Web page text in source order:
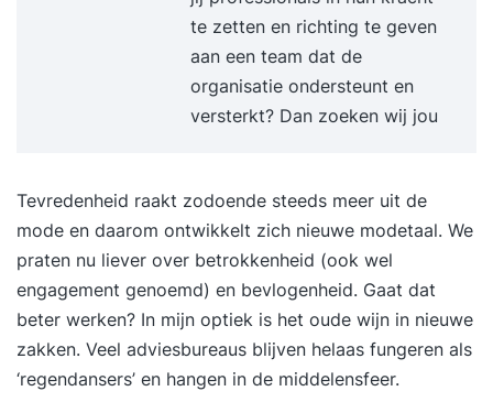
trainingsgroep met vergelijkbare professionals.
Zo sluit de training optimaal aan op jouw situatie
en ontwikkelbehoefte. Stap 2. Je volgt een
inspirerende en praktijkgerichte training De
trainingsdagen bestaan uit inspirerende
inleidingen, praktische opdrachten en
reflectiemomenten die direct toepasbaar zijn in je
werk. Tussen de twee trainingsdagen door pas je
het geleerde meteen toe in de praktijk. Tijdens de
tweede bijeenkomst bespreek je samen met de
trainer en de groep je ervaringen, inzichten en
te zetten en richting te geven
aan een team dat de
organisatie ondersteunt en
versterkt? Dan zoeken wij jou
Tevredenheid raakt zodoende steeds meer uit de
mode en daarom ontwikkelt zich nieuwe modetaal. We
praten nu liever over betrokkenheid (ook wel
engagement genoemd) en bevlogenheid. Gaat dat
beter werken? In mijn optiek is het oude wijn in nieuwe
zakken. Veel adviesbureaus blijven helaas fungeren als
‘regendansers’ en hangen in de middelensfeer.